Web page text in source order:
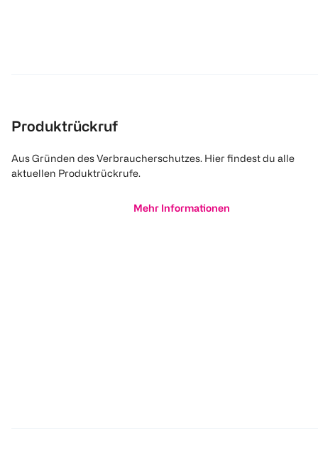
Produktrückruf
Aus Gründen des Verbraucherschutzes. Hier findest du alle
aktuellen Produktrückrufe.
Mehr Informationen